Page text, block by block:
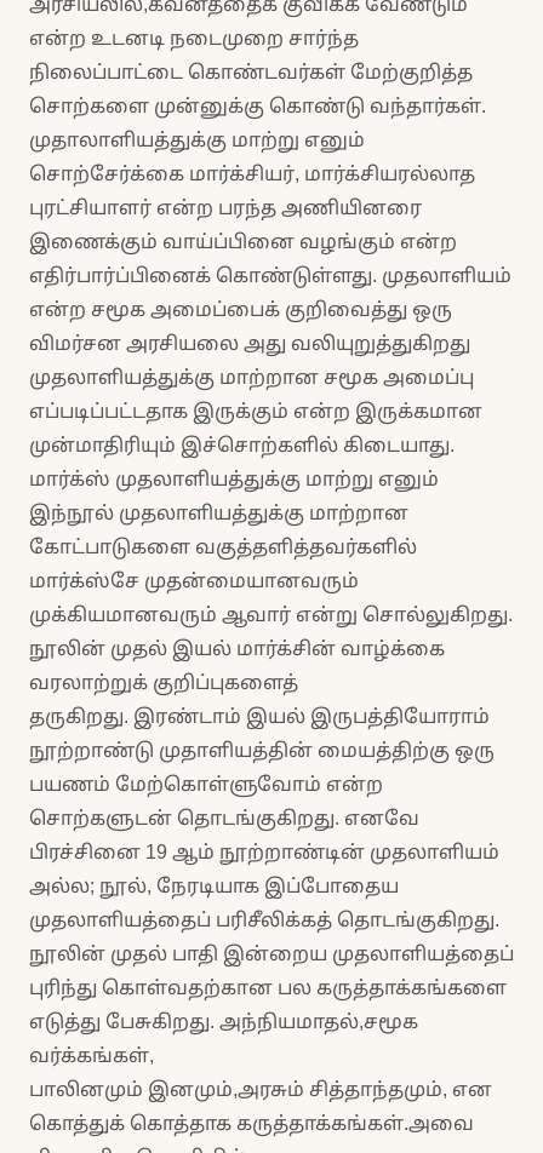
அரசியலில்,கவனத்தைக் குவிக்க வேண்டும்
என்ற உடனடி நடைமுறை சார்ந்த
நிலைப்பாட்டை கொண்டவர்கள் மேற்குறித்த
சொற்களை முன்னுக்கு கொண்டு வந்தார்கள்.
முதாலாளியத்துக்கு மாற்று எனும்
சொற்சேர்க்கை மார்க்சியர், மார்க்சியரல்லாத
புரட்சியாளர் என்ற பரந்த அணியினரை
இணைக்கும் வாய்ப்பினை வழங்கும் என்ற
எதிர்பார்ப்பினைக் கொண்டுள்ளது. முதலாளியம்
என்ற சமூக அமைப்பைக் குறிவைத்து ஒரு
விமர்சன அரசியலை அது வலியுறுத்துகிறது
முதலாளியத்துக்கு மாற்றான சமூக அமைப்பு
எப்படிப்பட்டதாக இருக்கும் என்ற இருக்கமான
முன்மாதிரியும் இச்சொற்களில் கிடையாது.
மார்க்ஸ் முதலாளியத்துக்கு மாற்று எனும்
இந்நூல் முதலாளியத்துக்கு மாற்றான
கோட்பாடுகளை வகுத்தளித்தவர்களில்
மார்க்ஸ்சே முதன்மையானவரும்
முக்கியமானவரும் ஆவார் என்று சொல்லுகிறது.
நூலின் முதல் இயல் மார்க்சின் வாழ்க்கை
வரலாற்றுக் குறிப்புகளைத்
தருகிறது. இரண்டாம் இயல் இருபத்தியோராம்
நூற்றாண்டு முதாளியத்தின் மையத்திற்கு ஒரு
பயணம் மேற்கொள்ளுவோம் என்ற
சொற்களுடன் தொடங்குகிறது. எனவே
பிரச்சினை 19 ஆம் நூற்றாண்டின் முதலாளியம்
அல்ல; நூல், நேரடியாக இப்போதைய
முதலாளியத்தைப் பரிசீலிக்கத் தொடங்குகிறது.
நூலின் முதல் பாதி இன்றைய முதலாளியத்தைப்
புரிந்து கொள்வதற்கான பல கருத்தாக்கங்களை
எடுத்து பேசுகிறது. அந்நியமாதல்,சமூக
வர்க்கங்கள்,
பாலினமும் இனமும்,அரசும் சித்தாந்தமும், என
கொத்துக் கொத்தாக கருத்தாக்கங்கள்.அவை